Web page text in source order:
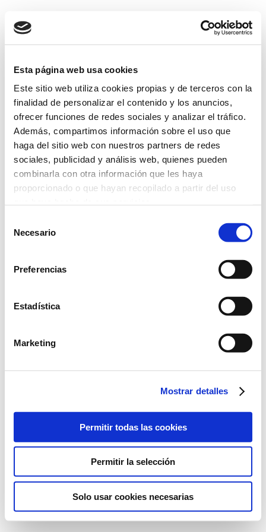
Esta página web usa cookies
Este sitio web utiliza cookies propias y de terceros con la
finalidad de personalizar el contenido y los anuncios,
ofrecer funciones de redes sociales y analizar el tráfico.
Además, compartimos información sobre el uso que
haga del sitio web con nuestros partners de redes
sociales, publicidad y análisis web, quienes pueden
combinarla con otra información que les haya
proporcionado o que hayan recopilado a partir del uso
Más información
Necesario
Preferencias
Estadística
Marketing
Mostrar detalles
Permitir todas las cookies
Permitir la selección
Solo usar cookies necesarias
Conde Alessandro Volta, 7. 46980
+34 961 366 320
©2022 Laboratorios BABÉ S.L.